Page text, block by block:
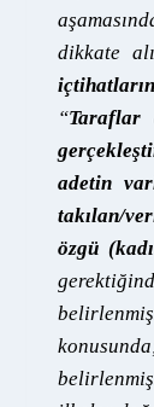
dikkate
“Taraflar
adetin
takılan/
özgü